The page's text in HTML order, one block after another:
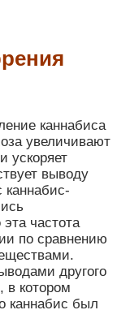
каннабиса
увеличивают
ускоряет
выводу
каннабис-
частота
по сравнению
другого
в котором
каннабис был